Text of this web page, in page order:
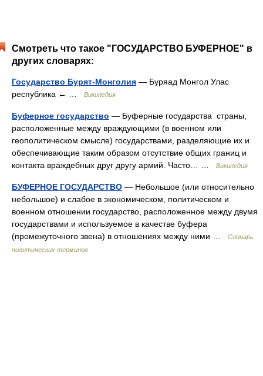
Смотреть что такое "ГОСУДАРСТВО БУФЕРНОЕ" в
других словарях:
Государство Бурят-Монголия — Буряад Монгол Улас
республика ← …
Википедия
Буферное государство — Буферные государства страны,
расположенные между враждующими (в военном или
геополитическом смысле) государствами, разделяющие их и
обеспечивающие таким образом отсутствие общих границ и
контакта враждебных друг другу армий. Часто… …
Википедия
БУФЕРНОЕ ГОСУДАРСТВО — Небольшое (или относительно
небольшое) и слабое в экономическом, политическом и
военном отношении государство, расположенное между двумя
государствами и используемое в качестве буфера
(промежуточного звена) в отношениях между ними …
Словарь
политических терминов